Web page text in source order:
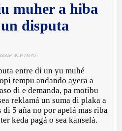
muher a hiba
disputa
2024, 10:14 AM AST
entre di un yu muhé
tempu andando ayera a
di e demanda, pa motibu
reklamá un suma di plaka a
di 5 aña no por apelá mas riba
keda pagá o sea kanselá.